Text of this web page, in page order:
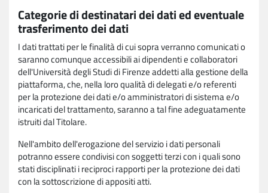
Categorie di destinatari dei dati ed eventuale
trasferimento dei dati
I dati trattati per le finalità di cui sopra verranno comunicati o
saranno comunque accessibili ai dipendenti e collaboratori
dell'Università degli Studi di Firenze addetti alla gestione della
piattaforma, che, nella loro qualità di delegati e/o referenti
per la protezione dei dati e/o amministratori di sistema e/o
incaricati del trattamento, saranno a tal fine adeguatamente
istruiti dal Titolare.
Nell'ambito dell'erogazione del servizio i dati personali
potranno essere condivisi con soggetti terzi con i quali sono
stati disciplinati i reciproci rapporti per la protezione dei dati
con la sottoscrizione di appositi atti.